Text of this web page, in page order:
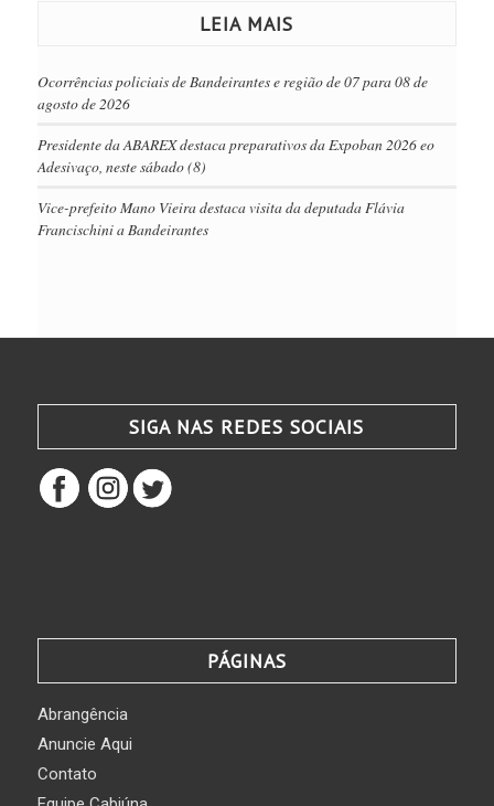
LEIA MAIS
Ocorrências policiais de Bandeirantes e região de 07 para 08 de
agosto de 2026
Presidente da ABAREX destaca preparativos da Expoban 2026 eo
Adesivaço, neste sábado (8)
Vice-prefeito Mano Vieira destaca visita da deputada Flávia
Francischini a Bandeirantes
SIGA NAS REDES SOCIAIS
PÁGINAS
Abrangência
Anuncie Aqui
Contato